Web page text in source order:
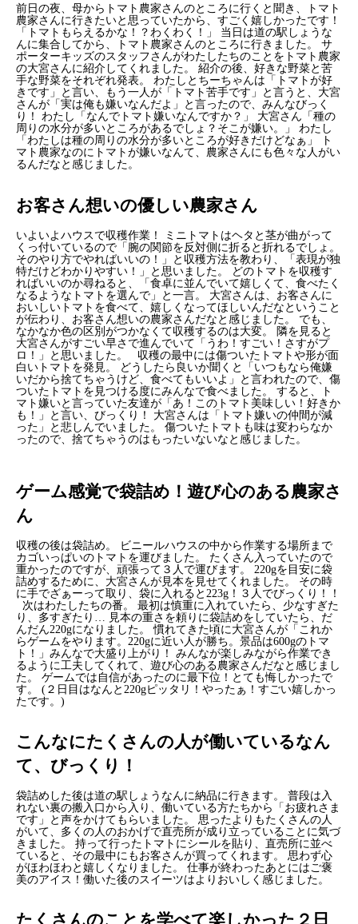
前日の夜、母からトマト農家さんのところに行くと聞き、トマト
農家さんに行きたいと思っていたから、すごく嬉しかったです！
「トマトもらえるかな！？わくわく！」
当日は道の駅しょうな
んに集合してから、トマト農家さんのところに行きました。
サ
ポーターキッズのスタッフさんがわたしたちのことをトマト農家
の大宮さんに紹介してくれました。
紹介の後、好きな野菜と苦
手な野菜をそれぞれ発表。
わたしとちーちゃんは「トマトが好
きです」と言い、もう一人が「トマト苦手です」と言うと、大宮
さんが「実は俺も嫌いなんだよ」と言ったので、みんなびっく
り！
わたし 「なんでトマト嫌いなんですか？」
大宮さん「種の
周りの水分が多いところがあるでしょ？そこが嫌い。」
わたし
「わたしは種の周りの水分が多いところが好きだけどなぁ」
ト
マト農家なのにトマトが嫌いなんて、農家さんにも色々な人がい
るんだなと感じました。
お客さん想いの優しい農家さん
いよいよハウスで収穫作業！
ミニトマトはヘタと茎が曲がって
くっ付いているので「腕の関節を反対側に折ると折れるでしょ。
そのやり方でやればいいの！」と収穫方法を教わり、「表現が独
特だけどわかりやすい！」と思いました。
どのトマトを収穫す
ればいいのか尋ねると、「食卓に並んでいて嬉しくて、食べたく
なるようなトマトを選んで」と一言。
大宮さんは、お客さんに
おいしいトマトを食べて、嬉しくなってほしいんだなということ
が伝わり、お客さん想いの農家さんだなと感じました。
でも、
なかなか色の区別がつかなくて収穫するのは大変。
隣を見ると
大宮さんがすごい早さで進んでいて「うわ！すごい！さすがプ
ロ！」と思いました。
収穫の最中には傷ついたトマトや形が面
白いトマトを発見。
どうしたら良いか聞くと「いつもなら俺嫌
いだから捨てちゃうけど、食べてもいいよ」と言われたので、傷
ついたトマトを見つける度にみんなで食べました。
すると、ト
マト嫌いと言っていた友達が「あ！このトマト美味しい！好きか
も！」と言い、びっくり！
大宮さんは「トマト嫌いの仲間が減
った」と悲しんでいました。
傷ついたトマトも味は変わらなか
ったので、捨てちゃうのはもったいないなと感じました。
ゲーム感覚で袋詰め！遊び心のある農家さ
ん
収穫の後は袋詰め。
ビニールハウスの中から作業する場所まで
カゴいっぱいのトマトを運びました。
たくさん入っていたので
重かったのですが、頑張って３人で運びます。
220gを目安に袋
詰めするために、大宮さんが見本を見せてくれました。
その時
に手でざぁーって取り、袋に入れると223g！３人でびっくり！！
次はわたしたちの番。
最初は慎重に入れていたら、少なすぎた
り、多すぎたり… 見本の重さを頼りに袋詰めをしていたら、だ
んだん220gになりました。
慣れてきた頃に大宮さんが「これか
らゲームをやります。220gに近い人が勝ち。景品は600gのトマ
ト！」みんなで大盛り上がり！
みんなが楽しみながら作業でき
るように工夫してくれて、遊び心のある農家さんだなと感じまし
た。
ゲームでは自信があったのに最下位！とても悔しかったで
す。
(２日目はなんと220gピッタリ！やったぁ！すごい嬉しかっ
たです。)
こんなにたくさんの人が働いているなん
て、びっくり！
袋詰めした後は道の駅しょうなんに納品に行きます。
普段は入
れない裏の搬入口から入り、働いている方たちから「お疲れさま
です」と声をかけてもらいました。
思ったよりもたくさんの人
がいて、多くの人のおかげで直売所が成り立っていることに気づ
きました。
持って行ったトマトにシールを貼り、直売所に並べ
ていると、その最中にもお客さんが買ってくれます。 思わず心
がほわほわと嬉しくなりました。
仕事が終わったあとにはご褒
美のアイス！働いた後のスイーツはよりおいしく感じました。
たくさんのことを学べて楽しかった２日